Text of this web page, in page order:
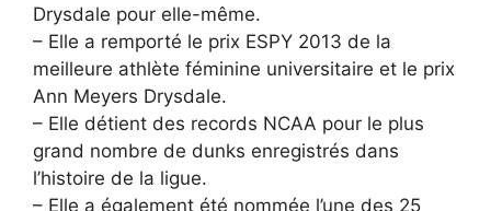
Drysdale pour elle-même.
– Elle a remporté le prix ESPY 2013 de la
meilleure athlète féminine universitaire et le prix
Ann Meyers Drysdale.
– Elle détient des records NCAA pour le plus
grand nombre de dunks enregistrés dans
l’histoire de la ligue.
– Elle a également été nommée l’une des 25